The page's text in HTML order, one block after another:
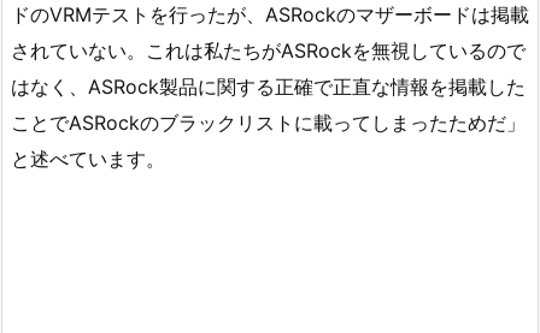
ドのVRMテストを行ったが、ASRockのマザーボードは掲載
されていない。これは私たちがASRockを無視しているので
はなく、ASRock製品に関する正確で正直な情報を掲載した
ことでASRockのブラックリストに載ってしまったためだ」
と述べています。